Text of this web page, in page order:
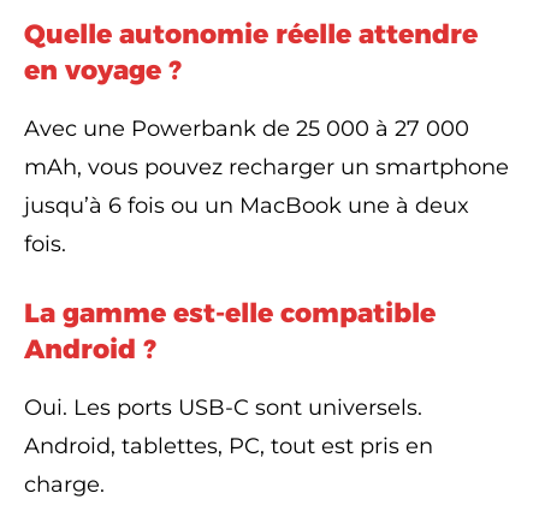
Quelle autonomie réelle attendre
en voyage ?
Avec une Powerbank de 25 000 à 27 000
mAh, vous pouvez recharger un smartphone
jusqu’à 6 fois ou un MacBook une à deux
fois.
La gamme est-elle compatible
Android ?
Oui. Les ports USB-C sont universels.
Android, tablettes, PC, tout est pris en
charge.